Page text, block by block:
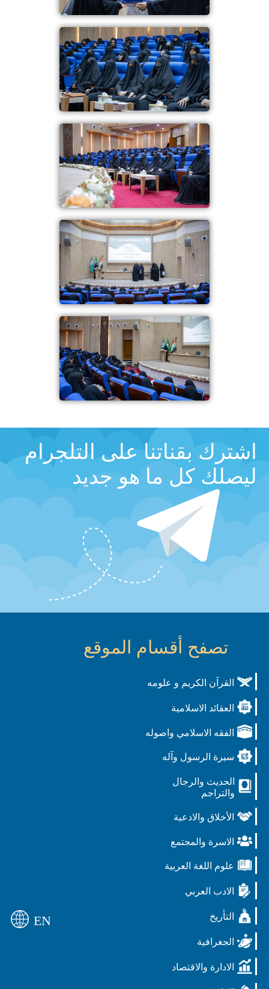
اشترك بقناتنا على التلجرام
ليصلك كل ما هو جديد
تصفح أقسام الموقع
القرآن الكريم و علومه
العقائد الاسلامية
الفقه الاسلامي واصوله
سيرة الرسول وآله
الحديث والرجال
والتراجم
الأخلاق والادعية
الاسرة والمجتمع
علوم اللغة العربية
الادب العربي
التأريخ
الجغرافية
الادارة والاقتصاد
EN